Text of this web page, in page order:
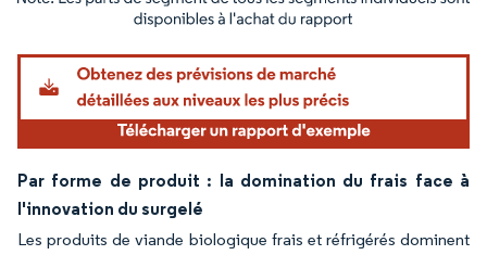
Image © Mordor Intelligence. La réutilisation nécessite une attribution sous CC BY
Par forme de produit : la domination du frais face à
l'innovation du surgelé
Les produits de viande biologique frais et réfrigérés dominent